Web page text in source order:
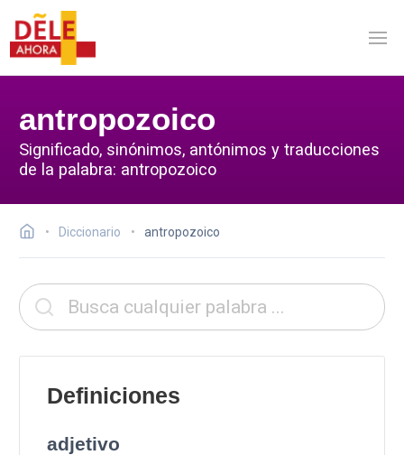
antropozoico
Significado, sinónimos, antónimos y traducciones
de la palabra: antropozoico
Diccionario antropozoico
Definiciones
adjetivo